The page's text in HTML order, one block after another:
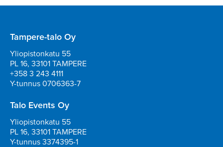
Tampere-talo Oy
Yliopistonkatu 55
PL 16, 33101 TAMPERE
+358 3 243 4111
Y-tunnus 0706363-7
Talo Events Oy
Yliopistonkatu 55
PL 16, 33101 TAMPERE
Y-tunnus 3374395-1